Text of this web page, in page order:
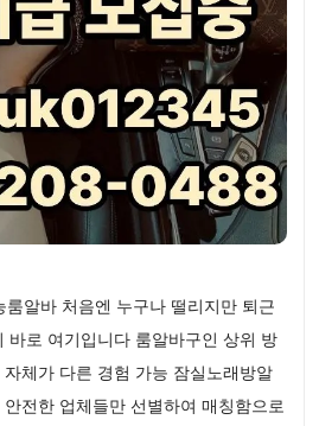
알바 처음엔 누구나 떨리지만 퇴근
바로 여기입니다 룸알바구인 상위 방
체가 다른 경험 가능 잠실노래방알
전한 업체들만 선별하여 매칭함으로